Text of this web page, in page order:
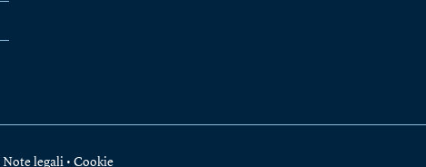
Note legali • Cookie